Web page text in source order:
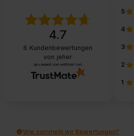
4.7
6 Kundenbewertungen
von jeher
gesammelt und verifiziert von
5
4
3
2
1
Wie sammeln wir Bewertungen?